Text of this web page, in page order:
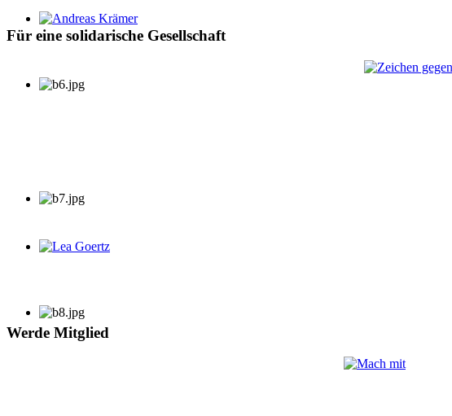
Andreas Krämer
Für eine solidarische Gesellschaft
Werde Mitglied